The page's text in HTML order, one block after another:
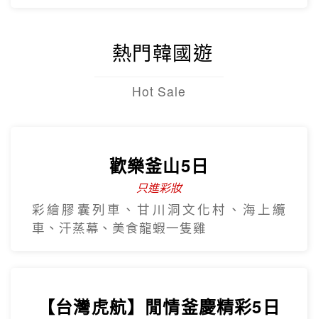
熱門韓國遊
Hot Sale
歡樂釜山5日
只進彩妝
彩繪膠囊列車、甘川洞文化村、海上纜
車、汗蒸幕、美食龍蝦一隻雞
【台灣虎航】閒情釜慶精彩5日